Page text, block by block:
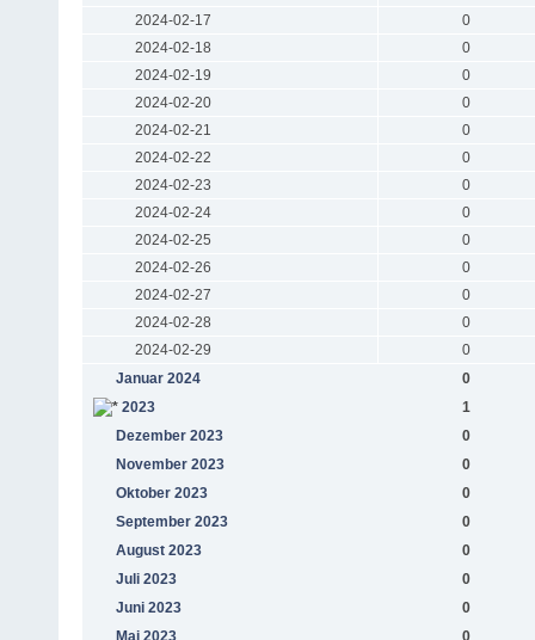
2024-02-17
0
2024-02-18
0
2024-02-19
0
2024-02-20
0
2024-02-21
0
2024-02-22
0
2024-02-23
0
2024-02-24
0
2024-02-25
0
2024-02-26
0
2024-02-27
0
2024-02-28
0
2024-02-29
0
Januar 2024
0
2023
1
Dezember 2023
0
November 2023
0
Oktober 2023
0
September 2023
0
August 2023
0
Juli 2023
0
Juni 2023
0
Mai 2023
0